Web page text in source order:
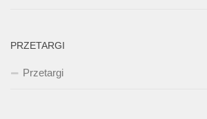
PRZETARGI
Przetargi